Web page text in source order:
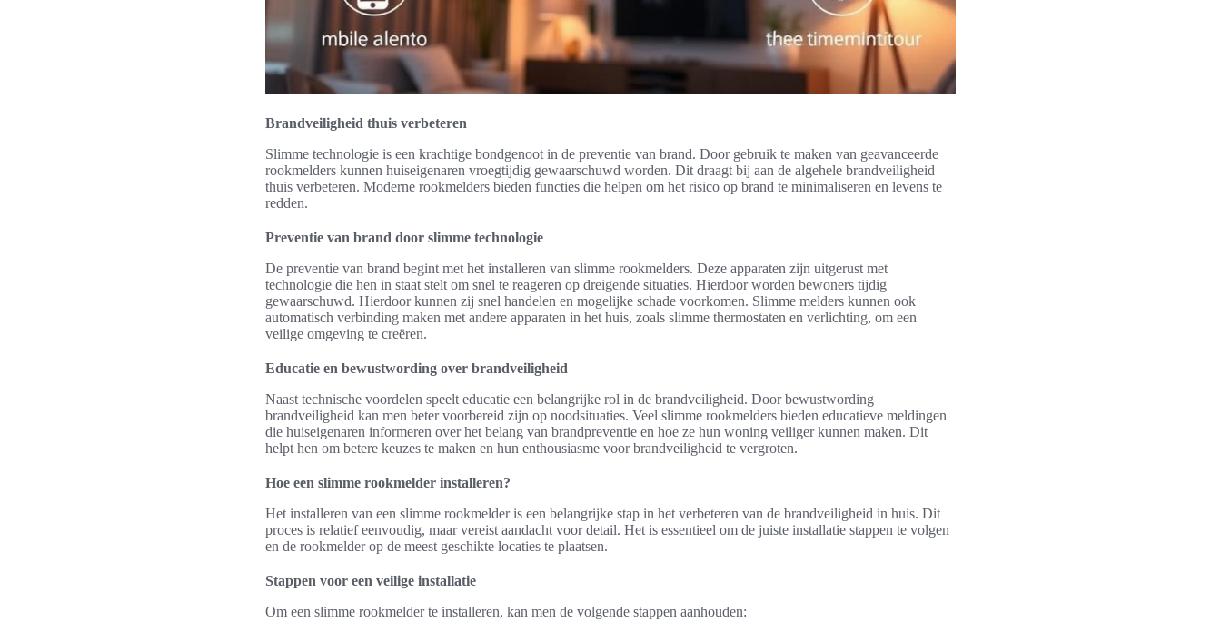
Brandveiligheid thuis verbeteren
Slimme technologie is een krachtige bondgenoot in de preventie van brand. Door gebruik te maken van geavanceerde
rookmelders kunnen huiseigenaren vroegtijdig gewaarschuwd worden. Dit draagt bij aan de algehele brandveiligheid
thuis verbeteren. Moderne rookmelders bieden functies die helpen om het risico op brand te minimaliseren en levens te
redden.
Preventie van brand door slimme technologie
De preventie van brand begint met het installeren van slimme rookmelders. Deze apparaten zijn uitgerust met
technologie die hen in staat stelt om snel te reageren op dreigende situaties. Hierdoor worden bewoners tijdig
gewaarschuwd. Hierdoor kunnen zij snel handelen en mogelijke schade voorkomen. Slimme melders kunnen ook
automatisch verbinding maken met andere apparaten in het huis, zoals slimme thermostaten en verlichting, om een
veilige omgeving te creëren.
Educatie en bewustwording over brandveiligheid
Naast technische voordelen speelt educatie een belangrijke rol in de brandveiligheid. Door bewustwording
brandveiligheid kan men beter voorbereid zijn op noodsituaties. Veel slimme rookmelders bieden educatieve meldingen
die huiseigenaren informeren over het belang van brandpreventie en hoe ze hun woning veiliger kunnen maken. Dit
helpt hen om betere keuzes te maken en hun enthousiasme voor brandveiligheid te vergroten.
Hoe een slimme rookmelder installeren?
Het installeren van een slimme rookmelder is een belangrijke stap in het verbeteren van de brandveiligheid in huis. Dit
proces is relatief eenvoudig, maar vereist aandacht voor detail. Het is essentieel om de juiste installatie stappen te volgen
en de rookmelder op de meest geschikte locaties te plaatsen.
Stappen voor een veilige installatie
Om een slimme rookmelder te installeren, kan men de volgende stappen aanhouden: